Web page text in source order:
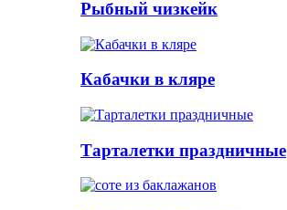
Рыбный чизкейк
Кабачки в кляре
Тарталетки праздничные